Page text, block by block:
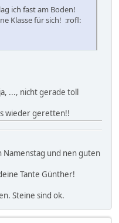
ich fast am Boden!
Klasse für sich! :rofl:
..., nicht gerade toll
wieder geretten!!
und nen guten
Tante Günther!
Steine sind ok.